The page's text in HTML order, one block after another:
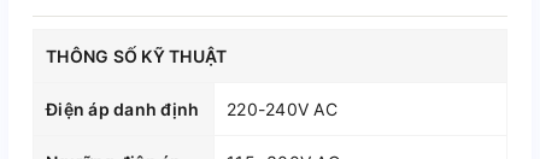
THÔNG SỐ KỸ THUẬT
Điện áp danh định 220-240V AC